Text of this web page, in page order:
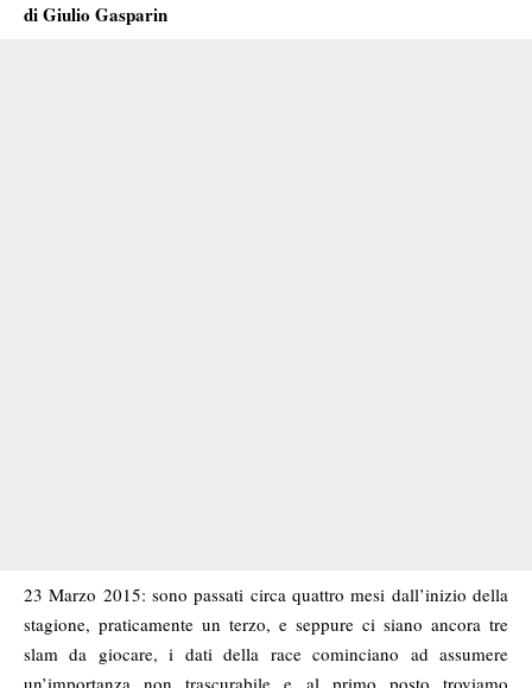
di Giulio Gasparin
23 Marzo 2015: sono passati circa quattro mesi dall’inizio della
stagione, praticamente un terzo, e seppure ci siano ancora tre
slam da giocare, i dati della race cominciano ad assumere